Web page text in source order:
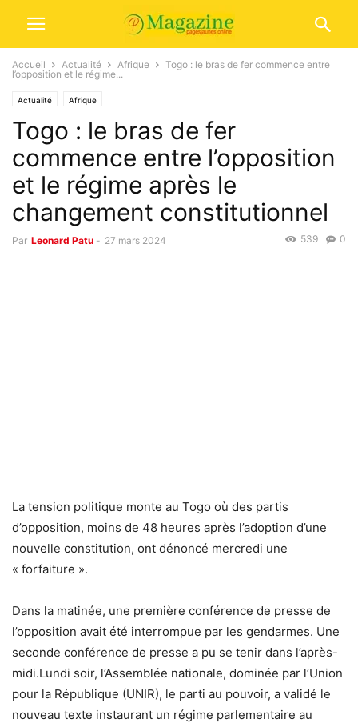
Accueil Actualité Afrique
Togo : le bras de fer commence entre
l’opposition et le régime...
Actualité Afrique
Togo : le bras de fer
commence entre l’opposition
et le régime après le
changement constitutionnel
Par Leonard Patu - 27 mars 2024 0
539
La tension politique monte au Togo où des partis
d’opposition, moins de 48 heures après l’adoption d’une
nouvelle constitution, ont dénoncé mercredi une
« forfaiture ».
Dans la matinée, une première conférence de presse de
l’opposition avait été interrompue par les gendarmes. Une
seconde conférence de presse a pu se tenir dans l’après-
midi.Lundi soir, l’Assemblée nationale, dominée par l’Union
pour la République (UNIR), le parti au pouvoir, a validé le
nouveau texte instaurant un régime parlementaire au